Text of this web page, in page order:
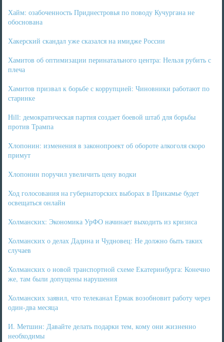
Хайм: озабоченность Приднестровья по поводу Кучургана не
обоснована
Хакерский скандал уже сказался на имидже России
Хамитов об оптимизации перинатального центра: Нельзя рубить с
плеча
Хамитов призвал к борьбе с коррупцией: Чиновники работают по
старинке
Hill: демократическая партия создает боевой штаб для борьбы
против Трампа
Хлопонин: изменения в законопроект об обороте алкоголя скоро
примут
Хлопонин поручил увеличить цену водки
Ход голосования на губернаторских выборах в Прикамье будет
освещаться онлайн
Холманских: Экономика УрФО начинает выходить из кризиса
Холманских о делах Дадина и Чудновец: Не должно быть таких
случаев
Холманских о новой транспортной схеме Екатеринбурга: Конечно
же, там были допущены нарушения
Холманских заявил, что телеканал Ермак возобновит работу через
один-два месяца
И. Метшин: Давайте делать подарки тем, кому они жизненно
необходимы